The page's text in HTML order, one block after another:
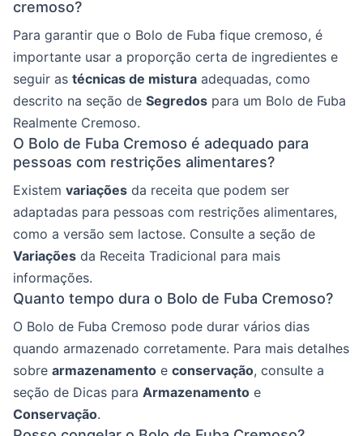
cremoso?
Para garantir que o Bolo de Fuba fique cremoso, é
importante usar a proporção certa de ingredientes e
seguir as técnicas de mistura adequadas, como
descrito na seção de Segredos para um Bolo de Fuba
Realmente Cremoso.
O Bolo de Fuba Cremoso é adequado para
pessoas com restrições alimentares?
Existem variações da receita que podem ser
adaptadas para pessoas com restrições alimentares,
como a versão sem lactose. Consulte a seção de
Variações da Receita Tradicional para mais
informações.
Quanto tempo dura o Bolo de Fuba Cremoso?
O Bolo de Fuba Cremoso pode durar vários dias
quando armazenado corretamente. Para mais detalhes
sobre armazenamento e conservação, consulte a
seção de Dicas para Armazenamento e
Conservação.